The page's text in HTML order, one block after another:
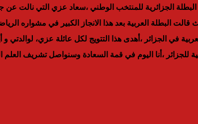
الجزائرية للمنتخب الوطني ،سعاد عزي التي نالت عن
سباق 10000 م ،حيث قالت البطلة العربية بعد هذا الانجاز الكبير في
العربية في الجزائر ،أهدى هذا التتويج لكل عائلة عزي،
للجزائر ،أنا اليوم في قمة السعادة وسنواصل تشريف العلم